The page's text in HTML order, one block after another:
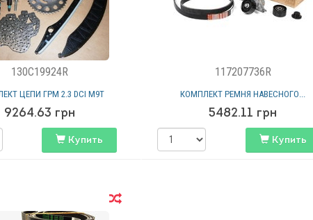
130C19924R
ЦЕПИ ГРМ 2.3 DCI M9T
9264.63 грн
Купить
117207736R
КОМПЛЕКТ РЕМНЯ НАВЕСНОГО...
5482.11 грн
Купить